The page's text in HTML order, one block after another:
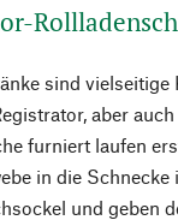
sind vielseitige
aber
furniert laufen
in die Schnecke
und geben